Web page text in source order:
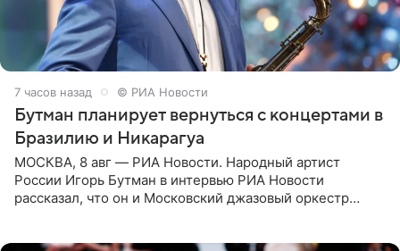
7 часов назад © РИА Новости
Бутман планирует вернуться с концертами в
Бразилию и Никарагуа
МОСКВА, 8 авг — РИА Новости. Народный артист
России Игорь Бутман в интервью РИА Новости
рассказал, что он и Московский джазовый оркестр